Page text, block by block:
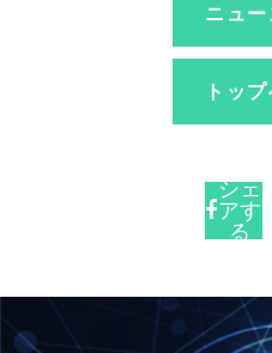
ニュ
トッ
シェ
アす
る